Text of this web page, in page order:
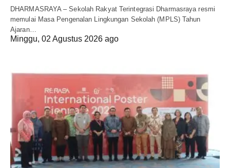
DHARMASRAYA – Sekolah Rakyat Terintegrasi Dharmasraya resmi
memulai Masa Pengenalan Lingkungan Sekolah (MPLS) Tahun
Ajaran…
Minggu, 02 Agustus 2026 ago